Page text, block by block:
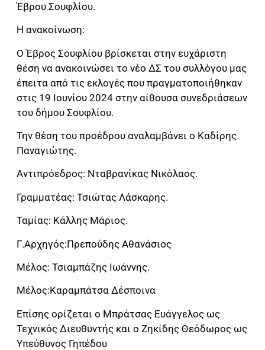
Έβρου Σουφλίου.
Η ανακοίνωση:
Ο Έβρος Σουφλίου βρίσκεται στην ευχάριστη
θέση να ανακοινώσει το νέο ΔΣ του συλλόγου μας
έπειτα από τις εκλογές που πραγματοποιήθηκαν
στις 19 Ιουνίου 2024 στην αίθουσα συνεδριάσεων
του δήμου Σουφλίου.
Την θέση του προέδρου αναλαμβάνει ο Καδίρης
Παναγιώτης.
Αντιπρόεδρος: Νταβρανίκας Νικόλαος.
Γραμματέας: Τσιώτας Λάσκαρης.
Ταμίας: Κάλλης Μάριος.
Γ.Αρχηγός:Πρεπούδης Αθανάσιος
Μέλος: Τσιαμπάζης Ιωάννης.
Μέλος:Καραμπάτσα Δέσποινα
Επίσης ορίζεται ο Μπράτσας Ευάγγελος ως
Τεχνικός Διευθυντής και ο Ζηκίδης Θεόδωρος ως
Υπεύθυνος Γηπέδου